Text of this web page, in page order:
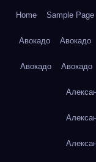
Home Sample Page
Авокадо Авокадо
Авокадо Авокадо